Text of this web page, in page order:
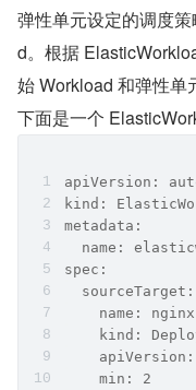
弹性单元设定的调度
d。根据
始 Workload 和弹性单
下面是一个
apiVersion:
kind:
metadata:
name:
spec:
  sourceTarget:
name:
kind:
    min: 2